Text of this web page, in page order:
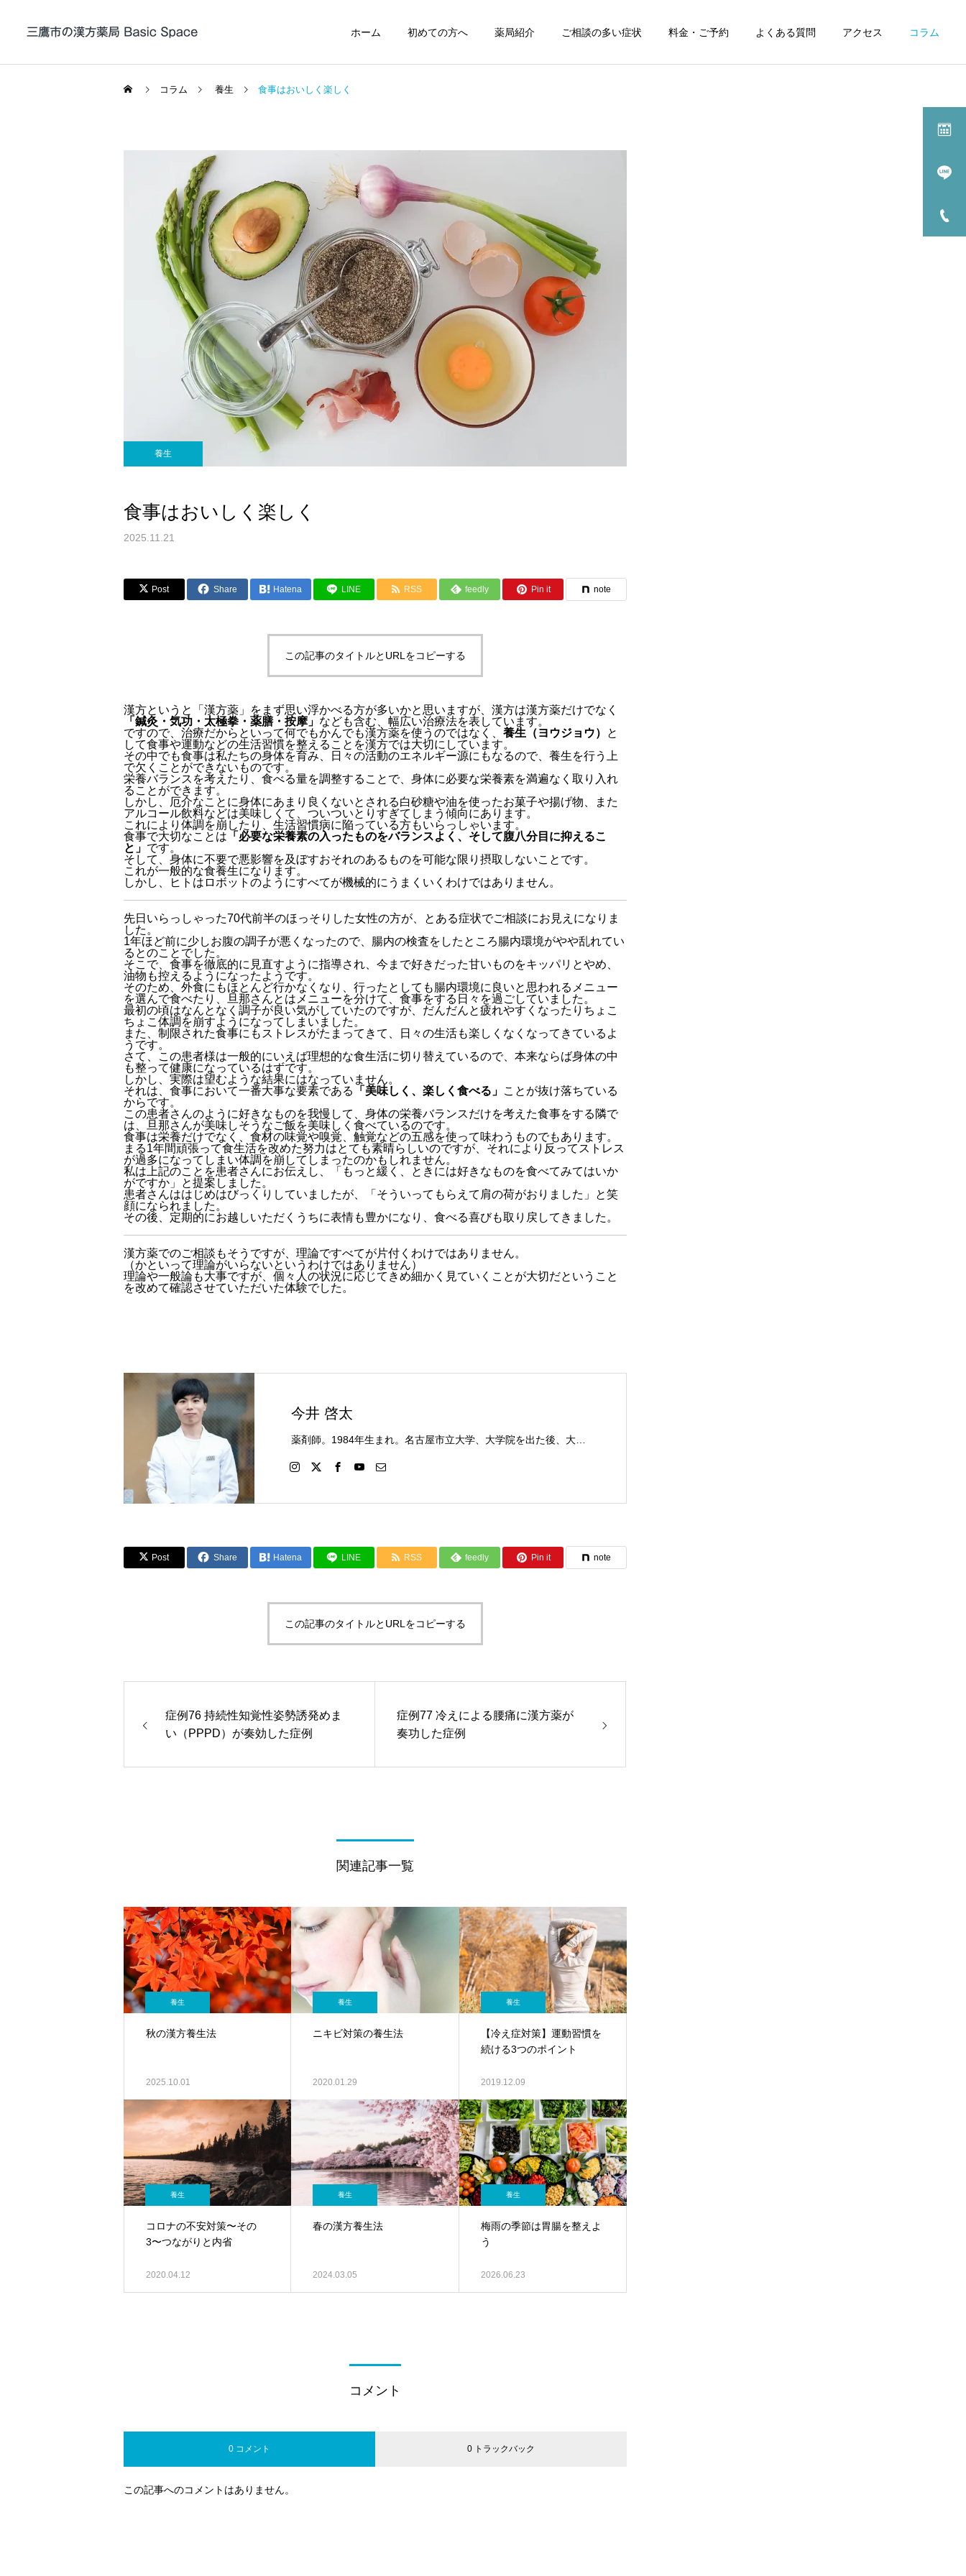
ホーム 初めての方へ 薬局紹介 ご相談の多い症状 料金・ご予約 よくある質問 アクセス コラム
帯状疱疹 / 帯状疱疹後
神経痛の漢方薬治療
咳嗽の漢方薬治療
ADHDの漢方薬治療
月経痛/月経困難症の
漢方治療
月経不順の漢方薬治療
症例紹介
症例104 頭皮と顔の痒疹に
黄連解毒湯加石膏が奏功し
た症例
症例紹介
症例103 腰椎椎間板ヘルニ
アによる痛みに漢方薬が奏
功した症例
熱中症の漢方薬治療と養生
【漢方薬解説】安中散（ア
コラム 養生 食事はおいしく楽しく
養生
食事はおいしく楽しく
2025.11.21
Post Share Hatena LINE RSS feedly Pin it note
この記事のタイトルとURLをコピーする
漢方というと「漢方薬」をまず思い浮かべる方が多いかと思いますが、漢方は漢方薬だけでなく
「鍼灸・気功・太極拳・薬膳・按摩」 なども含む、幅広い治療法を表しています。
ですので、治療だからといって何でもかんでも漢方薬を使うのではなく、 養生（ヨウジョウ）
と
して食事や運動などの生活習慣を整えることを漢方では大切にしています。
その中でも食事は私たちの身体を育み、日々の活動のエネルギー源にもなるので、養生を行う上
で欠くことができないものです。
栄養バランスを考えたり、食べる量を調整することで、身体に必要な栄養素を満遍なく取り入れ
ることができます。
しかし、厄介なことに身体にあまり良くないとされる白砂糖や油を使ったお菓子や揚げ物、また
アルコール飲料などは美味しくて、ついついとりすぎてしまう傾向にあります。
これにより体調を崩したり、生活習慣病に陥っている方もいらっしゃいます。
食事で大切なことは 「必要な栄養素の入ったものをバランスよく、そして腹八分目に抑えるこ
と」 です。
そして、身体に不要で悪影響を及ぼすおそれのあるものを可能な限り摂取しないことです。
これが一般的な食養生になります。
しかし、ヒトはロボットのようにすべてが機械的にうまくいくわけではありません。
先日いらっしゃった70代前半のほっそりした女性の方が、とある症状でご相談にお見えになりま
した。
1年ほど前に少しお腹の調子が悪くなったので、腸内の検査をしたところ腸内環境がやや乱れてい
るとのことでした。
そこで、食事を徹底的に見直すように指導され、今まで好きだった甘いものをキッパリとやめ、
油物も控えるようになったようです。
そのため、外食にもほとんど行かなくなり、行ったとしても腸内環境に良いと思われるメニュー
を選んで食べたり、旦那さんとはメニューを分けて、食事をする日々を過ごしていました。
最初の頃はなんとなく調子が良い気がしていたのですが、だんだんと疲れやすくなったりちょこ
ちょこ体調を崩すようになってしまいました。
また、制限された食事にもストレスがたまってきて、日々の生活も楽しくなくなってきているよ
うです。
さて、この患者様は一般的にいえば理想的な食生活に切り替えているので、本来ならば身体の中
も整って健康になっているはずです。
しかし、実際は望むような結果にはなっていません。
それは、食事において一番大事な要素である
「美味しく、楽しく食べる」 ことが抜け落ちている
からです。
この患者さんのように好きなものを我慢して、身体の栄養バランスだけを考えた食事をする隣で
は、旦那さんが美味しそうなご飯を美味しく食べているのです。
食事は栄養だけでなく、食材の味覚や嗅覚、触覚などの五感を使って味わうものでもあります。
まる1年間頑張って食生活を改めた努力はとても素晴らしいのですが、それにより反ってストレス
が過多になってしまい体調を崩してしまったのかもしれません。
私は上記のことを患者さんにお伝えし、「もっと緩く、ときには好きなものを食べてみてはいか
がですか」と提案しました。
患者さんははじめはびっくりしていましたが、「そういってもらえて肩の荷がおりました」と笑
顔になられました。
その後、定期的にお越しいただくうちに表情も豊かになり、食べる喜びも取り戻してきました。
漢方薬でのご相談もそうですが、理論ですべてが片付くわけではありません。
（かといって理論がいらないというわけではありません）
理論や一般論も大事ですが、個々人の状況に応じてきめ細かく見ていくことが大切だということ
を改めて確認させていただいた体験でした。
今井 啓太
Post Share Hatena LINE RSS feedly Pin it note
この記事のタイトルとURLをコピーする
症例76 持続性知覚性姿勢誘発めま
い（PPPD）が奏効した症例
症例77 冷えによる腰痛に漢方薬が
奏功した症例
関連記事一覧
養生
秋の漢方養生法
2025.10.01
養生
ニキビ対策の養生法
2020.01.29
養生
【冷え症対策】運動習慣を
続ける3つのポイント
2019.12.09
養生
コロナの不安対策〜その
3〜つながりと内省
2020.04.12
養生
春の漢方養生法
2024.03.05
養生
梅雨の季節は胃腸を整えよ
う
2026.06.23
コメント
0 コメント 0 トラックバック
この記事へのコメントはありません。